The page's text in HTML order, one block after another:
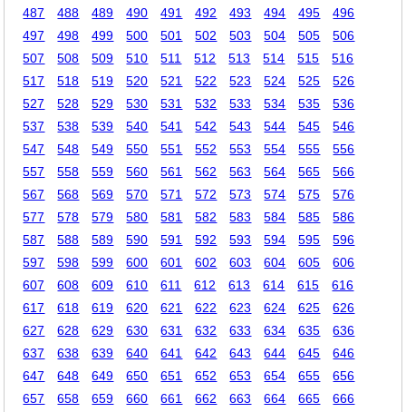
487
488 489 490 491 492 493 494 495
496
497
498 499 500 501 502 503 504 505
506
507
508 509 510 511 512 513 514 515
516
517
518 519 520 521 522 523 524 525
526
527
528 529 530 531 532 533 534 535
536
537
538 539 540 541 542 543 544 545
546
547
548 549 550 551 552 553 554 555
556
557
558 559 560 561 562 563 564 565
566
567
568 569 570 571 572 573 574 575
576
577
578 579 580 581 582 583 584 585
586
587
588 589 590 591 592 593 594 595
596
597
598 599 600 601 602 603 604 605
606
607
608 609 610 611 612 613 614 615
616
617
618 619 620 621 622 623 624 625
626
627
628 629 630 631 632 633 634 635
636
637
638 639 640 641 642 643 644 645
646
647
648 649 650 651 652 653 654 655
656
657
658 659 660 661 662 663 664 665
666